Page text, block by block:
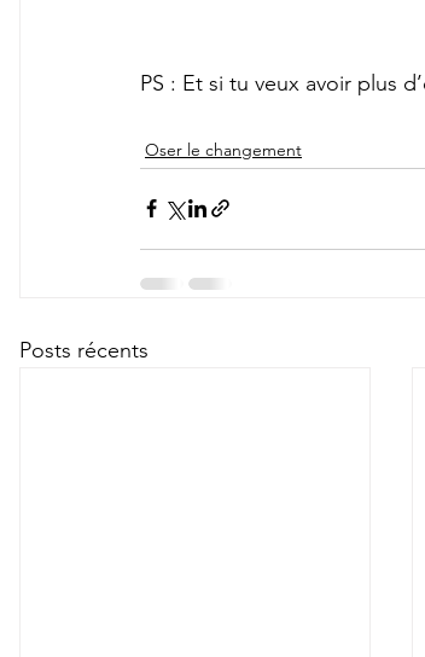
PS : Et si tu veux avoir plus
Oser le changement
Posts récents